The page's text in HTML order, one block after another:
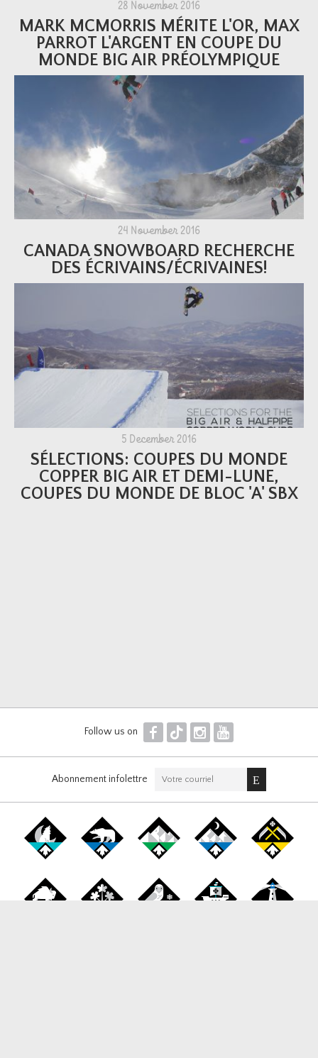
28 November 2016
MARK MCMORRIS MÉRITE L'OR, MAX
PARROT L'ARGENT EN COUPE DU
MONDE BIG AIR PRÉOLYMPIQUE
24 November 2016
CANADA SNOWBOARD RECHERCHE
DES ÉCRIVAINS/ÉCRIVAINES!
5 December 2016
SÉLECTIONS: COUPES DU MONDE
COPPER BIG AIR ET DEMI-LUNE,
COUPES DU MONDE DE BLOC 'A' SBX
Follow us on F T I Y
Abonnement infolettre